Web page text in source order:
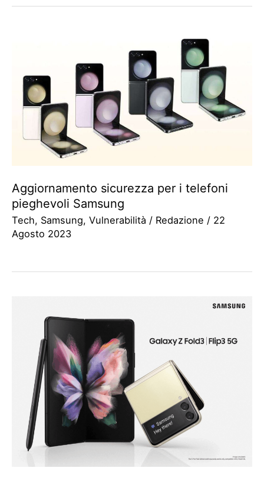
Aggiornamento sicurezza per i telefoni
pieghevoli Samsung
Tech, Samsung, Vulnerabilità / Redazione / 22
Agosto 2023